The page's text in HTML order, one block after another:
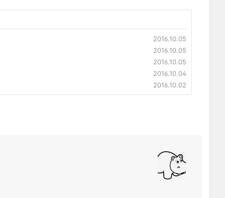
2016.10.05
2016.10.05
2016.10.05
2016.10.04
2016.10.02